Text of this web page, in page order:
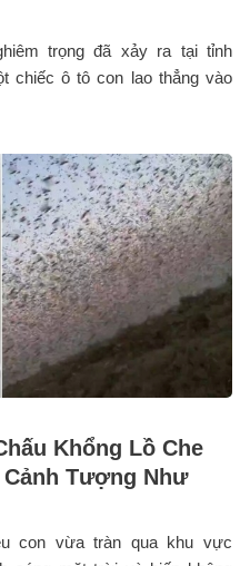
trọng đã xảy ra tại tỉnh
chiếc ô tô con lao thẳng vào
Khổng Lồ Che
Tượng Như
con vừa tràn qua khu vực